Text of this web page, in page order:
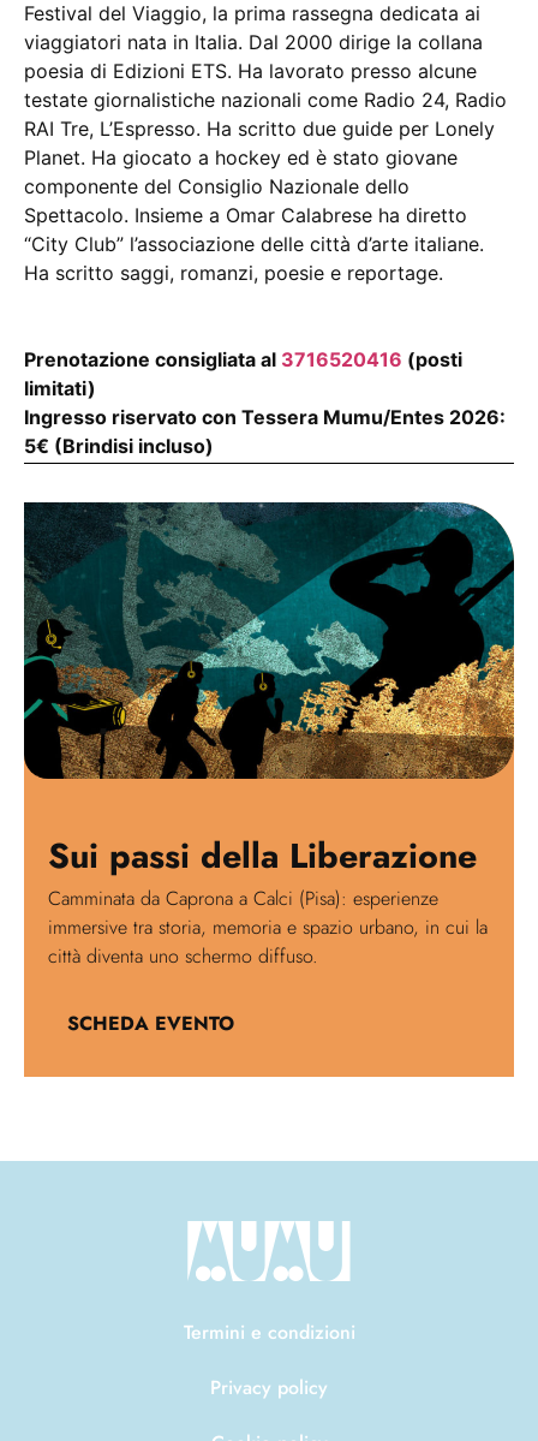
Festival del Viaggio, la prima rassegna dedicata ai
viaggiatori nata in Italia. Dal 2000 dirige la collana
poesia di Edizioni ETS. Ha lavorato presso alcune
testate giornalistiche nazionali come Radio 24, Radio
RAI Tre, L’Espresso. Ha scritto due guide per Lonely
Planet. Ha giocato a hockey ed è stato giovane
componente del Consiglio Nazionale dello
Spettacolo. Insieme a Omar Calabrese ha diretto
“City Club” l’associazione delle città d’arte italiane.
Ha scritto saggi, romanzi, poesie e reportage.
Prenotazione consigliata al 3716520416 (posti
limitati)
Ingresso riservato con Tessera Mumu/Entes 2026:
5€ (Brindisi incluso)
Sui passi della Liberazione
Camminata da Caprona a Calci (Pisa): esperienze
immersive tra storia, memoria e spazio urbano, in cui la
città diventa uno schermo diffuso.
SCHEDA EVENTO
Termini e condizioni
Privacy policy